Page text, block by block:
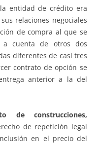
entidad de crédito era
relaciones negociales
de compra al que se
a cuenta de otros dos
diferentes de casi tres
contrato de opción se
anterior a la del
de construcciones,
de repetición legal
en el precio del